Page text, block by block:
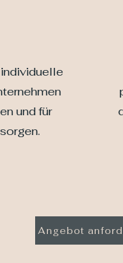
und für
Angebot